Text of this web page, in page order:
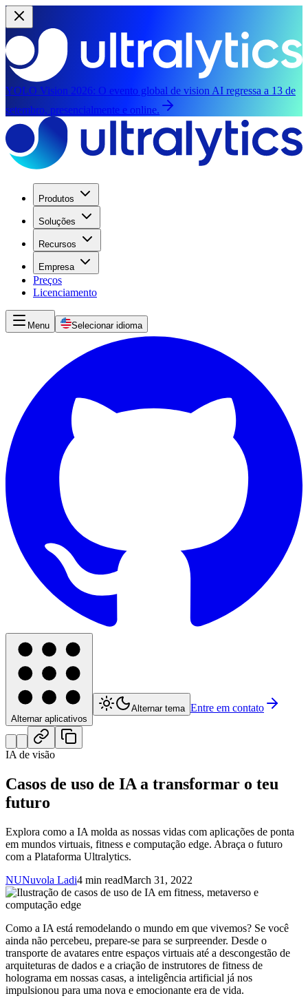
YOLO Vision 2026: O evento global de vision AI regressa a 13 de
setembro, presencialmente e online.
Produtos
Soluções
Recursos
Empresa
Preços
Licenciamento
Menu Selecionar idioma
Alternar aplicativos
Alternar tema Entre em contato
IA de visão
Casos de uso de IA a transformar o teu
futuro
Explora como a IA molda as nossas vidas com aplicações de ponta
em mundos virtuais, fitness e computação edge. Abraça o futuro
com a Plataforma Ultralytics.
NUNuvola Ladi4 min readMarch 31, 2022
Como a IA está remodelando o mundo em que vivemos? Se você
ainda não percebeu, prepare-se para se surpreender. Desde o
transporte de avatares entre espaços virtuais até a descongestão de
arquiteturas de dados e a criação de instrutores de fitness de
holograma em nossas casas, a inteligência artificial já nos
impulsionou para uma nova e emocionante era de vida.